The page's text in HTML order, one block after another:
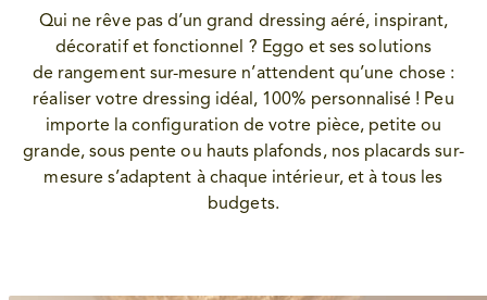
Qui ne rêve pas d’un grand dressing aéré, inspirant,
décoratif et fonctionnel ? Eggo et ses solutions
de rangement sur-mesure n’attendent qu’une chose :
réaliser votre dressing idéal, 100% personnalisé ! Peu
importe la configuration de votre pièce, petite ou
grande, sous pente ou hauts plafonds, nos placards sur-
mesure s’adaptent à chaque intérieur, et à tous les
budgets.